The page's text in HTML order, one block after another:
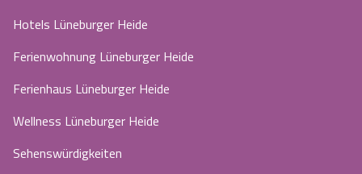
Hotels Lüneburger Heide
Ferienwohnung Lüneburger Heide
Ferienhaus Lüneburger Heide
Wellness Lüneburger Heide
Sehenswürdigkeiten